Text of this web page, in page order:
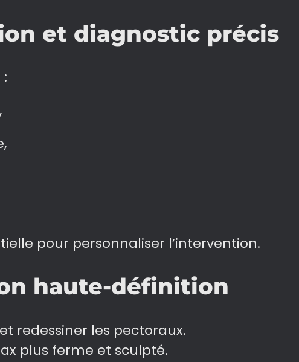
et diagnostic précis
pour personnaliser l’intervention.
haute-définition
redessiner les pectoraux.
plus ferme et sculpté.